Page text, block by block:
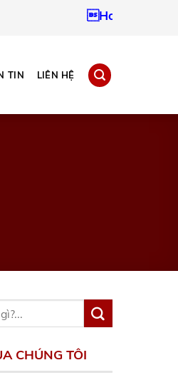
Hotline:
TIN LIÊN HỆ
CHÚNG TÔI